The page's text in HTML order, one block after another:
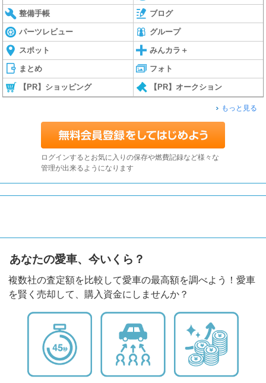
整備手帳 ブログ
パーツレビュー グループ
スポット みんカラ＋
まとめ フォト
【PR】ショッピング 【PR】オークション
もっと見る
ログインするとお気に入りの保存や燃費記録など様々な
管理が出来るようになります
あなたの愛車、今いくら？
複数社の査定額を比較して愛車の最高額を調べよう！愛車
を賢く売却して、購入資金にしませんか？